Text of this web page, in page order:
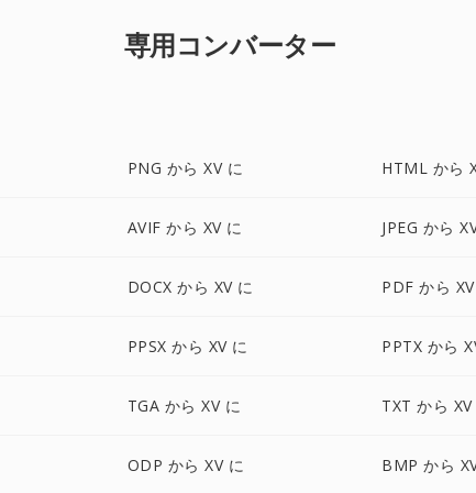
専用コンバーター
PNG から XV に HTML から
AVIF から XV に JPEG から
DOCX から XV に PDF から
PPSX から XV に PPTX から
TGA から XV に TXT から XV
ODP から XV に BMP から